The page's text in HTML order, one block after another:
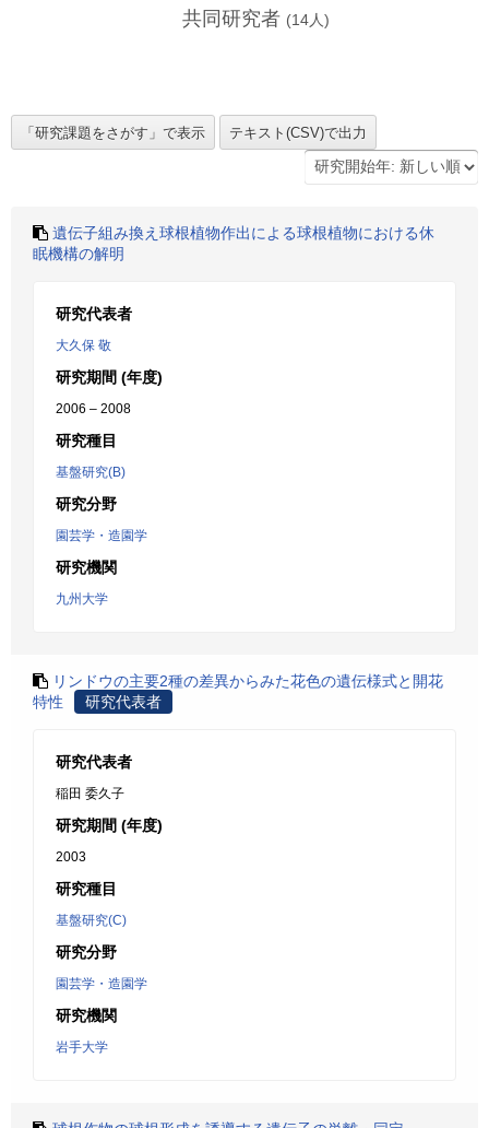
共同研究者 (14人)
遺伝子組み換え球根植物作出による球根植物における休
眠機構の解明
研究代表者
大久保 敬
研究期間 (年度)
2006 – 2008
研究種目
基盤研究(B)
研究分野
園芸学・造園学
研究機関
九州大学
リンドウの主要2種の差異からみた花色の遺伝様式と開花
特性
研究代表者
研究代表者
稲田 委久子
研究期間 (年度)
2003
研究種目
基盤研究(C)
研究分野
園芸学・造園学
研究機関
岩手大学